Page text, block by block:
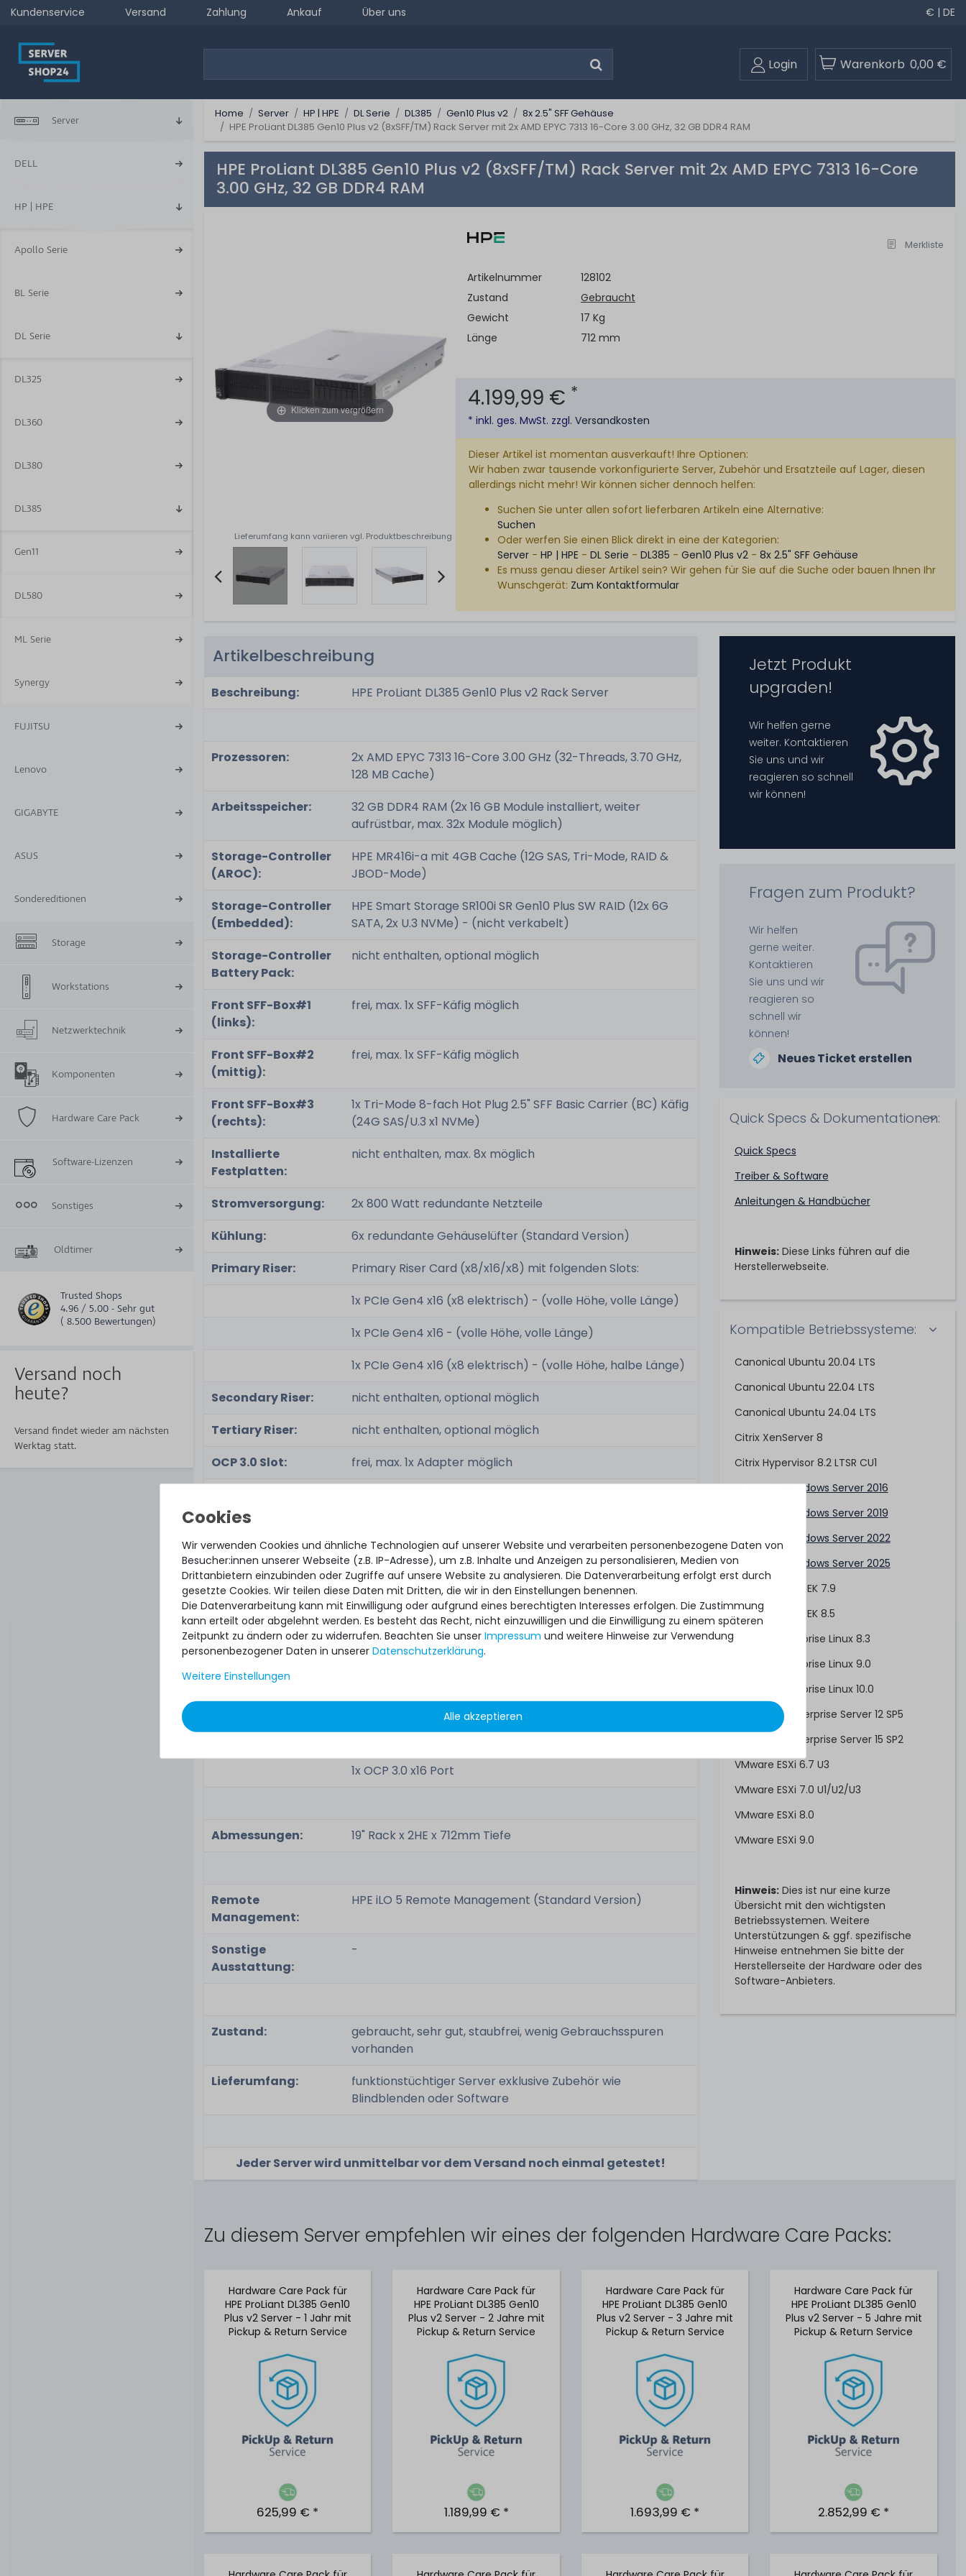
Kundenservice Versand Zahlung Ankauf Über uns € | DE
Login Warenkorb 0,00 €
Server
DELL
HP | HPE
Apollo Serie
BL Serie
DL Serie
DL325
DL360
DL380
DL385
Gen11
DL580
ML Serie
Synergy
FUJITSU
Lenovo
GIGABYTE
ASUS
Sondereditionen
Storage
Workstations
Netzwerktechnik
Komponenten
Hardware Care Pack
Software-Lizenzen
Sonstiges
Oldtimer
Trusted Shops
4.96 / 5.00 - Sehr gut
( 8.500 Bewertungen)
Versand noch
heute?
Versand findet wieder am nächsten
Werktag statt.
Home Server HP | HPE DL Serie DL385 Gen10 Plus v2
8x 2.5" SFF Gehäuse
HPE ProLiant DL385 Gen10 Plus v2 (8xSFF/TM) Rack Server mit 2x AMD EPYC 7313 16-Core 3.00 GHz, 32 GB DDR4 RAM
HPE ProLiant DL385 Gen10 Plus v2 (8xSFF/TM) Rack Server mit 2x AMD EPYC 7313 16-Core
3.00 GHz, 32 GB DDR4 RAM
Klicken zum vergrößern
Lieferumfang kann variieren vgl. Produktbeschreibung
11
Merkliste
Artikelnummer
128102
Zustand
Gebraucht
Gewicht
17 Kg
Länge
712 mm
4.199,99 € *
* inkl. ges. MwSt. zzgl.Versandkosten
Dieser Artikel ist momentan ausverkauft! Ihre Optionen:
Wir haben zwar tausende vorkonfigurierte Server, Zubehör und Ersatzteile auf Lager, diesen
allerdings nicht mehr! Wir können sicher dennoch helfen:
Suchen Sie unter allen sofort lieferbaren Artikeln eine Alternative:
Suchen
Oder werfen Sie einen Blick direkt in eine der Kategorien:
Server -HP | HPE -DL Serie -DL385 -Gen10 Plus v2 -8x 2.5" SFF Gehäuse
Es muss genau dieser Artikel sein? Wir gehen für Sie auf die Suche oder bauen Ihnen Ihr
Wunschgerät: Zum Kontaktformular
Artikelbeschreibung
Beschreibung: HPE ProLiant DL385 Gen10 Plus v2 Rack Server
Prozessoren:
2x AMD EPYC 7313 16-Core 3.00 GHz (32-Threads, 3.70 GHz,
128 MB Cache)
Arbeitsspeicher:
32 GB DDR4 RAM (2x 16 GB Module installiert, weiter
aufrüstbar, max. 32x Module möglich)
Storage-Controller
(AROC):
HPE MR416i-a mit 4GB Cache (12G SAS, Tri-Mode, RAID &
JBOD-Mode)
Storage-Controller
(Embedded):
HPE Smart Storage SR100i SR Gen10 Plus SW RAID (12x 6G
SATA, 2x U.3 NVMe) - (nicht verkabelt)
Storage-Controller
Battery Pack:
nicht enthalten, optional möglich
Front SFF-Box#1
(links):
frei, max. 1x SFF-Käfig möglich
Front SFF-Box#2
(mittig):
frei, max. 1x SFF-Käfig möglich
Front SFF-Box#3
(rechts):
1x Tri-Mode 8-fach Hot Plug 2.5" SFF Basic Carrier (BC) Käfig
(24G SAS/U.3 x1 NVMe)
Installierte
Festplatten:
nicht enthalten, max. 8x möglich
Stromversorgung:
2x 800 Watt redundante Netzteile
Kühlung:
6x redundante Gehäuselüfter (Standard Version)
Primary Riser:
Primary Riser Card (x8/x16/x8) mit folgenden Slots:
1x PCIe Gen4 x16 (x8 elektrisch) - (volle Höhe, volle Länge)
1x PCIe Gen4 x16 - (volle Höhe, volle Länge)
1x PCIe Gen4 x16 (x8 elektrisch) - (volle Höhe, halbe Länge)
Secondary Riser:
nicht enthalten, optional möglich
Tertiary Riser:
nicht enthalten, optional möglich
OCP 3.0 Slot:
frei, max. 1x Adapter möglich
Anschlüsse
(Standard):
1x iLO RJ45 Remote Port
1x iLO USB Service Port
1x VGA
2x USB Type-A 3.1 Gen1 intern
1x OCP 3.0 x16 Port
Abmessungen: 19" Rack x 2HE x 712mm Tiefe
Remote
Management:
HPE iLO 5 Remote Management (Standard Version)
Sonstige
Ausstattung:
-
Zustand:
gebraucht, sehr gut, staubfrei, wenig Gebrauchsspuren
vorhanden
Lieferumfang:
funktionstüchtiger Server exklusive Zubehör wie
Blindblenden oder Software
Jeder Server wird unmittelbar vor dem Versand noch einmal getestet!
Jetzt Produkt
upgraden!
Wir helfen gerne
weiter. Kontaktieren
Sie uns und wir
reagieren so schnell
wir können!
Fragen zum Produkt?
Wir helfen
gerne weiter.
Kontaktieren
Sie uns und wir
reagieren so
schnell wir
können!
Neues Ticket erstellen
Quick Specs & Dokumentationen:
Quick Specs
Treiber & Software
Anleitungen & Handbücher
Hinweis:Diese Links führen auf die
Herstellerwebseite.
Kompatible Betriebssysteme:
Canonical Ubuntu 20.04 LTS
Canonical Ubuntu 22.04 LTS
Canonical Ubuntu 24.04 LTS
Citrix XenServer 8
Citrix Hypervisor 8.2 LTSR CU1
Microsoft Windows Server 2016
Microsoft Windows Server 2019
Microsoft Windows Server 2022
Microsoft Windows Server 2025
Oracle Linux/UEK 7.9
Oracle Linux/UEK 8.5
Red Hat Enterprise Linux 8.3
Red Hat Enterprise Linux 9.0
Red Hat Enterprise Linux 10.0
SUSE Linux Enterprise Server 12 SP5
SUSE Linux Enterprise Server 15 SP2
VMware ESXi 6.7 U3
VMware ESXi 7.0 U1/U2/U3
VMware ESXi 8.0
VMware ESXi 9.0
Hinweis:Dies ist nur eine kurze
Übersicht mit den wichtigsten
Betriebssystemen. Weitere
Unterstützungen & ggf. spezifische
Hinweise entnehmen Sie bitte der
Herstellerseite der Hardware oder des
Software-Anbieters.
Zu diesem Server empfehlen wir eines der folgenden Hardware Care Packs:
Hardware Care Pack für
HPE ProLiant DL385 Gen10
Plus v2 Server - 1 Jahr mit
Pickup & Return Service
625,99 € *
Hardware Care Pack für
HPE ProLiant DL385 Gen10
Plus v2 Server - 2 Jahre mit
Pickup & Return Service
1.189,99 € *
Hardware Care Pack für
HPE ProLiant DL385 Gen10
Plus v2 Server - 3 Jahre mit
Pickup & Return Service
1.693,99 € *
Hardware Care Pack für
HPE ProLiant DL385 Gen10
Plus v2 Server - 5 Jahre mit
Pickup & Return Service
2.852,99 € *
Wir verwenden Cookies und ähnliche Technologien auf unserer Website und verarbeiten personenbezogene Daten von
Besucher:innen unserer Webseite (z.B. IP-Adresse), um z.B. Inhalte und Anzeigen zu personalisieren, Medien von
Drittanbietern einzubinden oder Zugriffe auf unsere Website zu analysieren. Die Datenverarbeitung erfolgt erst durch
gesetzte Cookies. Wir teilen diese Daten mit Dritten, die wir in den Einstellungen benennen.
Die Datenverarbeitung kann mit Einwilligung oder aufgrund eines berechtigten Interesses erfolgen. Die Zustimmung
kann erteilt oder abgelehnt werden. Es besteht das Recht, nicht einzuwilligen und die Einwilligung zu einem späteren
Zeitpunkt zu ändern oder zu widerrufen. Beachten Sie unser Impressum und weitere Hinweise zur Verwendung
personenbezogener Daten in unserer Daten­schutz­erklärung.
Weitere Einstellungen
Alle akzeptieren